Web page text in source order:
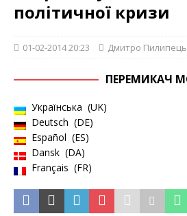
політичної кризи
01-02-2014 20:23 Дмитро Пилипець
ПЕРЕМИКАЧ
Українська
UK
Deutsch
DE
Español
ES
Dansk
DA
Français
FR